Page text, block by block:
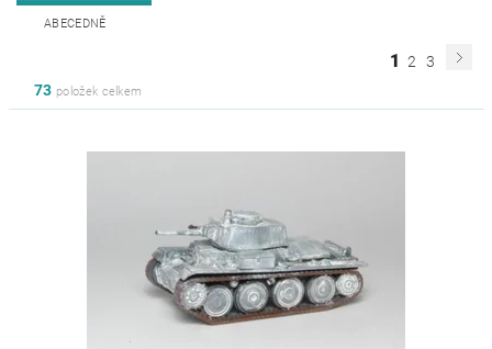
ABECEDNĚ
1 2
3
73 položek celkem